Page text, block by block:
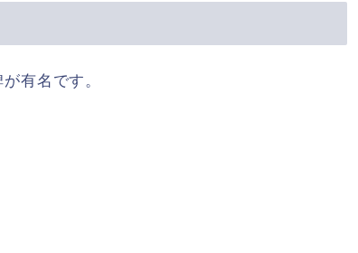
有名です。